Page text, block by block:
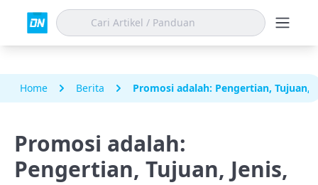
Home Berita Promosi adalah: Pengertian, Tujuan,
Promosi adalah:
Pengertian, Tujuan, Jenis,